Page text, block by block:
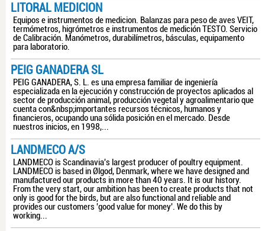
LITORAL MEDICION
Equipos e instrumentos de medicion. Balanzas para peso de aves VEIT,
termómetros, higrómetros e instrumentos de medición TESTO. Servicio
de Calibración. Manómetros, durabilímetros, básculas, equipamento
para laboratorio.
PEIG GANADERA SL
PEIG GANADERA, S. L. es una empresa familiar de ingeniería
especializada en la ejecución y construcción de proyectos aplicados al
sector de producción animal, producción vegetal y agroalimentario que
cuenta con&nbsp;importantes recursos técnicos, humanos y
financieros, ocupando una sólida posición en el mercado. Desde
nuestros inicios, en 1998,...
LANDMECO A/S
LANDMECO is Scandinavia's largest producer of poultry equipment.
LANDMECO is based in Ølgod, Denmark, where we have designed and
manufactured our products in more than 40 years. It is our history.
From the very start, our ambition has been to create products that not
only is good for the birds, but are also functional and reliable and
provides our customers 'good value for money'. We do this by
working...